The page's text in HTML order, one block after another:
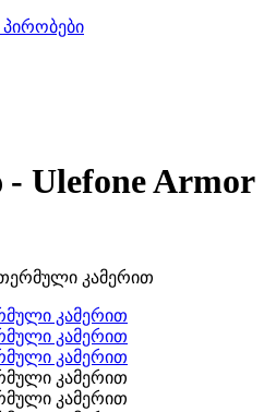
Ulefone
თერმული კამერით